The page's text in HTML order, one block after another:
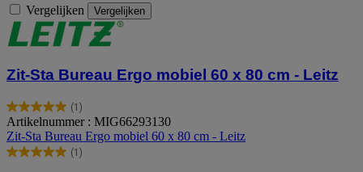
Vergelijken Vergelijken
Zit-Sta Bureau Ergo mobiel 60 x 80 cm - Leitz
(1)
5.0
van
de
5
Artikelnummer : MIG66293130
Zit-Sta Bureau Ergo mobiel 60 x 80 cm - Leitz
(1)
5.0